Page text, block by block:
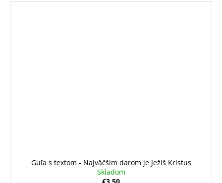
Guľa s textom - Najväčším darom je Ježiš Kristus
Skladom